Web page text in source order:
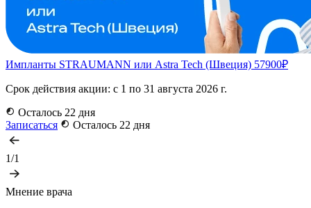
Импланты STRAUMANN или Astra Tech (Швеция) 57900₽
Срок действия акции: с 1 по 31 августа 2026 г.
Осталось 22 дня
Записаться
Осталось 22 дня
1/1
Мнение врача